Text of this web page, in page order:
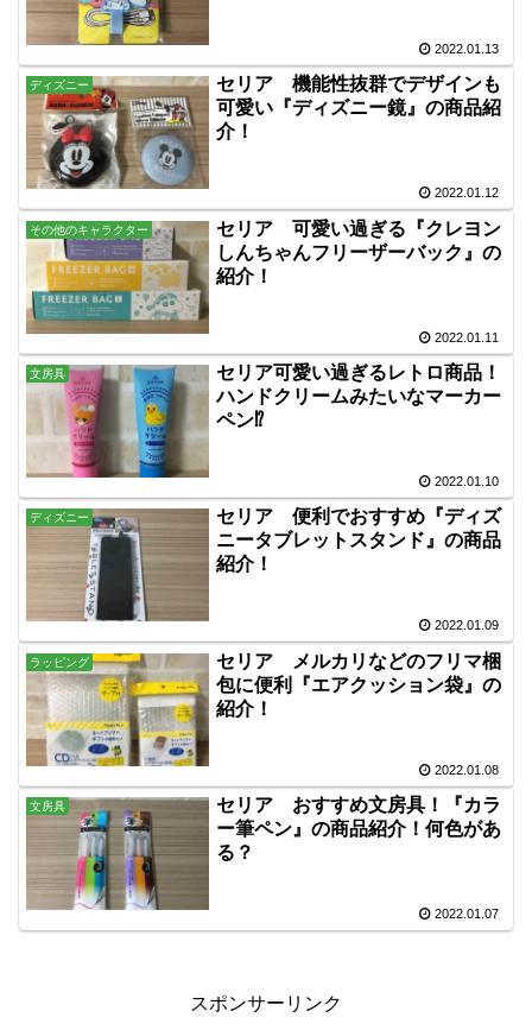
2022.01.13
ディズニー
セリア 機能性抜群でデザインも
可愛い『ディズニー鏡』の商品紹
介！
2022.01.12
その他のキャラクター
セリア 可愛い過ぎる『クレヨン
しんちゃんフリーザーバック』の
紹介！
2022.01.11
文房具
セリア可愛い過ぎるレトロ商品！
ハンドクリームみたいなマーカー
ペン⁉
2022.01.10
ディズニー
セリア 便利でおすすめ『ディズ
ニータブレットスタンド』の商品
紹介！
2022.01.09
ラッピング
セリア メルカリなどのフリマ梱
包に便利『エアクッション袋』の
紹介！
2022.01.08
文房具
セリア おすすめ文房具！『カラ
ー筆ペン』の商品紹介！何色があ
る？
2022.01.07
スポンサーリンク